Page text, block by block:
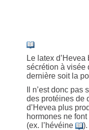
Le latex
sécrétion à visée
dernière soit la
Il n’est donc
des protéines de
d’Hevea plus
hormones ne
(ex. l’hévéine
).